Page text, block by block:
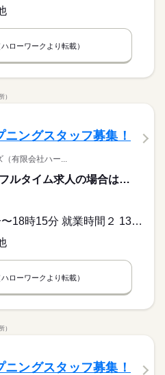
ハローワークより転載）
）
ングスタッフ募集！
有限会社ハー...
1,400円〜1,500円 ※フルタイム求人の場合は月額（換算額）、パート求人の場合は時間額を表示しています。
就業時間１ 13時30分〜18時15分 就業時間２ 13時30分〜17時30分 就業時間３ 14時30分〜18時15分 就業時間に関する特記事項 必ず勤務して欲しい時間帯 ※いずれも応相談
ハローワークより転載）
）
ングスタッフ募集！